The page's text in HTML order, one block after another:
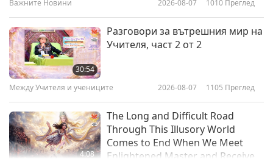
16:07
Настоящата глобална ситуация:
Чинг Хай (веган), част 1 от 2
Важните Новини 2026-08-07 1010 Преглед
30:54
Разговори за вътрешния мир на
Учителя, част 2 от 2
Между Учителя и учениците 2026-08-07 1105 Преглед
4:08
The Long and Difficult Road
Through This Illusory World
Comes to End When We Meet
Enlightened Master and Receive